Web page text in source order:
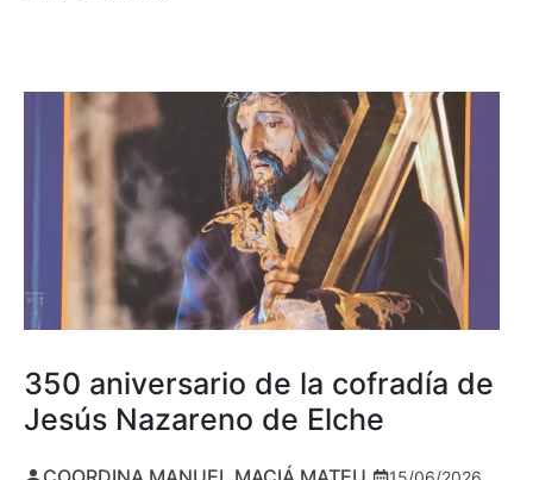
350 aniversario de la cofradía de
Jesús Nazareno de Elche